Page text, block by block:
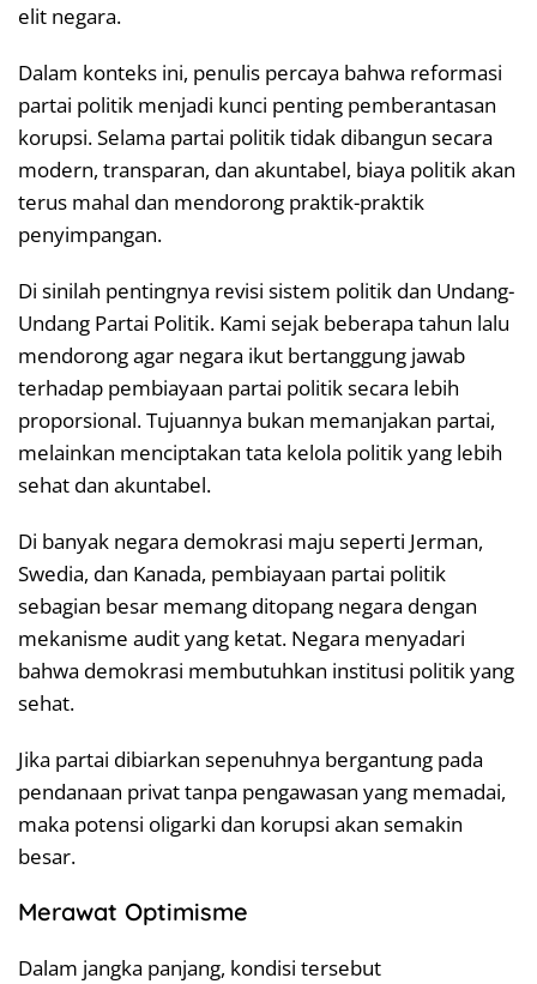
elit negara.
Dalam konteks ini, penulis percaya bahwa reformasi
partai politik menjadi kunci penting pemberantasan
korupsi. Selama partai politik tidak dibangun secara
modern, transparan, dan akuntabel, biaya politik akan
terus mahal dan mendorong praktik-praktik
penyimpangan.
Di sinilah pentingnya revisi sistem politik dan Undang-
Undang Partai Politik. Kami sejak beberapa tahun lalu
mendorong agar negara ikut bertanggung jawab
terhadap pembiayaan partai politik secara lebih
proporsional. Tujuannya bukan memanjakan partai,
melainkan menciptakan tata kelola politik yang lebih
sehat dan akuntabel.
Di banyak negara demokrasi maju seperti Jerman,
Swedia, dan Kanada, pembiayaan partai politik
sebagian besar memang ditopang negara dengan
mekanisme audit yang ketat. Negara menyadari
bahwa demokrasi membutuhkan institusi politik yang
sehat.
Jika partai dibiarkan sepenuhnya bergantung pada
pendanaan privat tanpa pengawasan yang memadai,
maka potensi oligarki dan korupsi akan semakin
besar.
Merawat Optimisme
Dalam jangka panjang, kondisi tersebut